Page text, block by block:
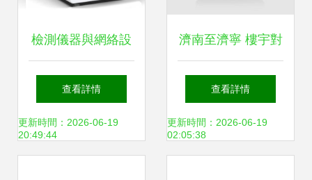
檢測儀器與網絡設
備 產品列表第72頁
的技術解析
查看詳情
更新時間：2026-06-19
20:49:44
濟南至濟寧 樓宇對
講系統網絡化升級
與智能可視設備應
查看詳情
更新時間：2026-06-19
02:05:38